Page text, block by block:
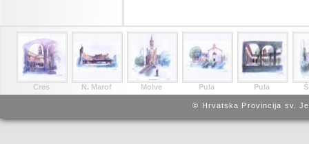
Cres N. Marof Molve Pula Pula
© Hrvatska Provincija sv.